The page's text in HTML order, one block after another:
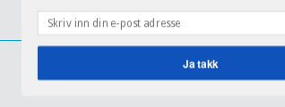
Ja takk